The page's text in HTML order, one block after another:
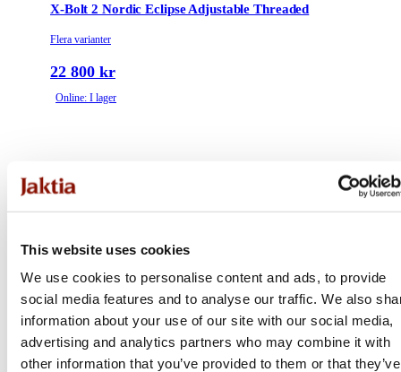
This website uses cookies
We use cookies to personalise content and ads, to provide
social media features and to analyse our traffic. We also
information about your use of our site with our social media,
advertising and analytics partners who may combine it with
other information that you’ve provided to them or that they’ve
X-Bolt 2 Nordic Eclipse Adjustable Threaded
Flera varianter
22 800 kr
Online: I lager